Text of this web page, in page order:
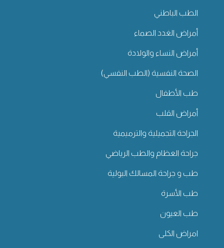
الطب الباطني
أمراض الغدد الصماء
أمراض النساء والولادة
الصحة النفسية (الطب النفسي)
طب الأطفال
أمراض القلب
الجراحة التجميلية والترميمية
جراحة العظام والطب الرياضي
طب و جراحة المسالك البولية
طب الأسرة
طب العيون
امراض الكلى